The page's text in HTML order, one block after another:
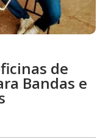
de
Bandas e